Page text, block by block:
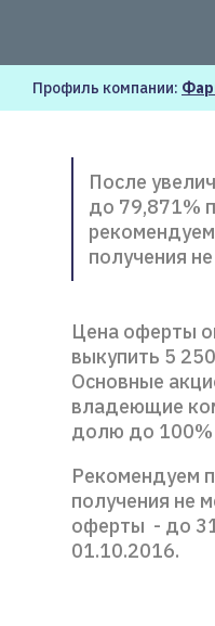
Профиль компании:
После
до 79,871%
получения
Цена оферты
выкупить 5
Основные
владеющие
долю до 100%
Рекомендуем
получения не
оферты - до
01.10.2016.